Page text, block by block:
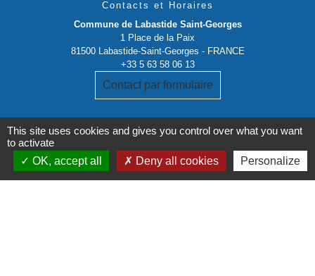
Contacts et Horaires
Commune de Labastide Saint-Georges
1 Place de la Paix
81500 Labastide-Saint-Georges - FRANCE
+33 5 63 58 06 13
Contact par formulaire
This site uses cookies and gives you control over what you want
to activate
OK, accept all
Deny all cookies Personalize